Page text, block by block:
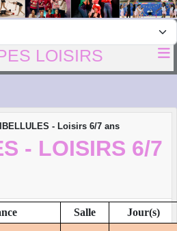
LOISIRS
- Loisirs 6/7 ans
- LOISIRS 6/7
Salle Jour(s)